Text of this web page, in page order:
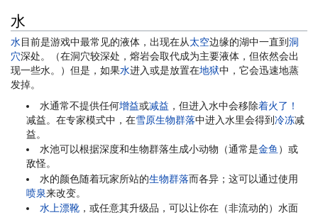
水
水目前是游戏中最常见的液体，出现在从太空边缘的湖中一直到洞
穴深处。（在洞穴较深处，熔岩会取代成为主要液体，但依然会出
现一些水。）但是，如果水进入或是放置在地狱中，它会迅速地蒸
发掉。
水通常不提供任何增益或减益 ，但进入水中会移除着火了！
减益。在专家模式中，在雪原生物群落中进入水里会得到冷冻减
益。
水池可以根据深度和生物群落生成小动物（通常是金鱼 ）或
敌怪。
水的颜色随着玩家所站的生物群落而各异；这可以通过使用
喷泉来改变。
水上漂靴 ，或任意其升级品，可以让你在（非流动的）水面